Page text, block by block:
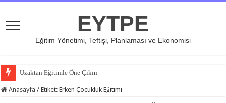
EYTPE
Eğitim Yönetimi, Teftişi, Planlaması ve Ekonomisi
Uzaktan Eğitimle Öne Çıkın
Anasayfa / Etiket:Erken Çocukluk Eğitimi